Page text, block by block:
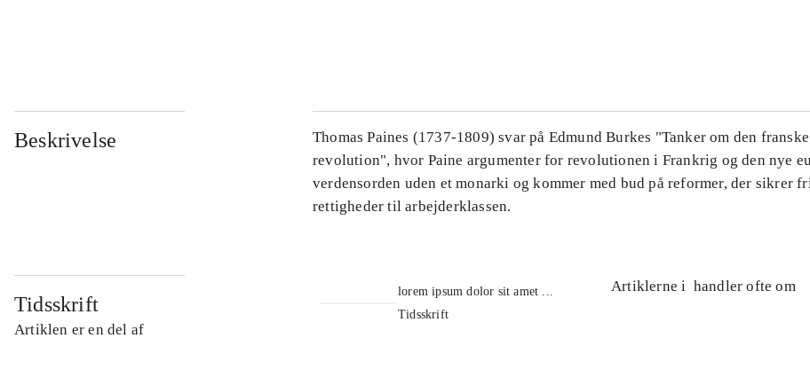
Beskrivelse
Thomas Paines (1737-1809) svar på Edmund Burkes "Tanker om den franske
revolution", hvor Paine argumenter for revolutionen i Frankrig og den nye
verdensorden uden et monarki og kommer med bud på reformer, der sikrer
rettigheder til arbejderklassen.
Tidsskrift
Artiklen er en del af
lorem ipsum dolor sit amet ...
Tidsskrift
Artiklerne i handler ofte om